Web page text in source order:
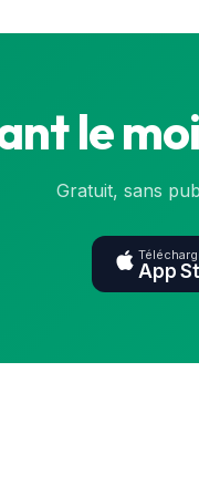
le
Gratuit, sans
App